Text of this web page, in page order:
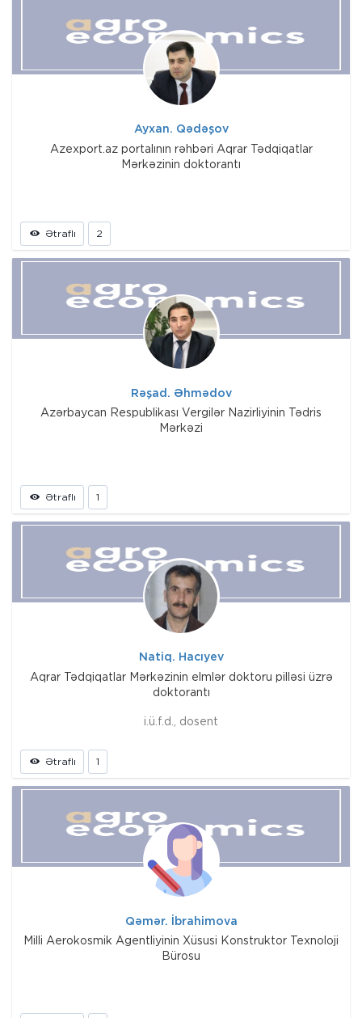
Ayxan. Qədəşov
Azexport.az portalının rəhbəri Aqrar Tədqiqatlar
Mərkəzinin doktorantı
Ətraflı 2
Rəşad. Əhmədov
Azərbaycan Respublikası Vergilər Nazirliyinin Tədris
Mərkəzi
Ətraflı 1
Natiq. Hacıyev
Aqrar Tədqiqatlar Mərkəzinin elmlər doktoru pilləsi üzrə
doktorantı
i.ü.f.d., dosent
Ətraflı 1
Qəmər. İbrahimova
Milli Aerokosmik Agentliyinin Xüsusi Konstruktor Texnoloji
Bürosu